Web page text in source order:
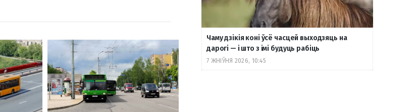
Чаму дзікія коні ўсё часцей выходзяць на
дарогі — і што з імі будуць рабіць
7 ЖНІЎНЯ 2026, 10:45